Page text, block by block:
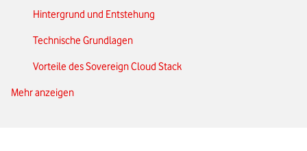
Hintergrund und Entstehung
Technische Grundlagen
Vorteile des Sovereign Cloud Stack
Anwendungsfelder und Einsatzmöglichkeiten
Mehr anzeigen